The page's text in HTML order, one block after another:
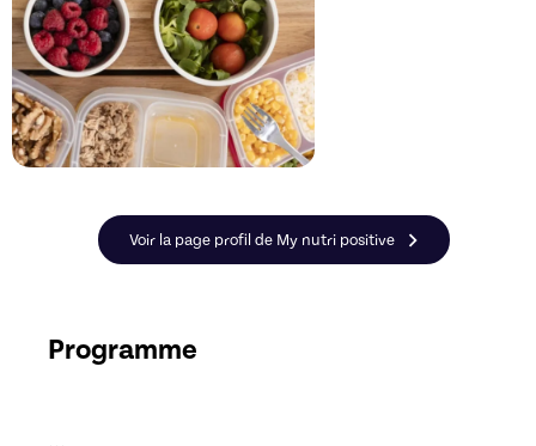
Voir la page profil de My nutri positive
Programme